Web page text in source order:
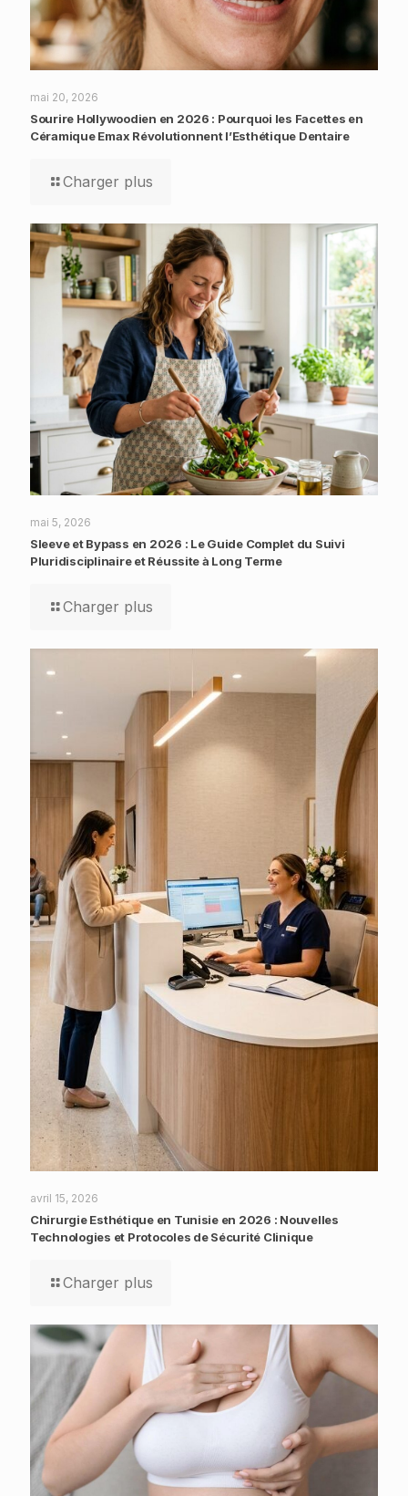
mai 20, 2026
Sourire Hollywoodien en 2026 : Pourquoi les Facettes en
Céramique Emax Révolutionnent l’Esthétique Dentaire
Charger plus
mai 5, 2026
Sleeve et Bypass en 2026 : Le Guide Complet du Suivi
Pluridisciplinaire et Réussite à Long Terme
Charger plus
avril 15, 2026
Chirurgie Esthétique en Tunisie en 2026 : Nouvelles
Technologies et Protocoles de Sécurité Clinique
Charger plus